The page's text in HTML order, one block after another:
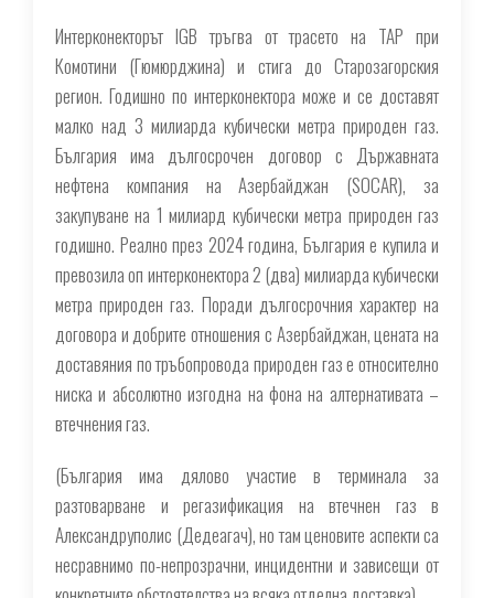
Интерконекторът IGB тръгва от трасето на TAP при
Комотини (Гюмюрджина) и стига до Старозагорския
регион. Годишно по интерконектора може и се доставят
малко над 3 милиарда кубически метра природен газ.
България има дългосрочен договор с Държавната
нефтена компания на Азербайджан (SOCAR), за
закупуване на 1 милиард кубически метра природен газ
годишно. Реално през 2024 година, България е купила и
превозила оп интерконектора 2 (два) милиарда кубически
метра природен газ. Поради дългосрочния характер на
договора и добрите отношения с Азербайджан, цената на
доставяния по тръбопровода природен газ е относително
ниска и абсолютно изгодна на фона на алтернативата –
втечнения газ.
(България има дялово участие в терминала за
разтоварване и регазификация на втечнен газ в
Александруполис (Дедеагач), но там ценовите аспекти са
несравнимо по-непрозрачни, инцидентни и зависещи от